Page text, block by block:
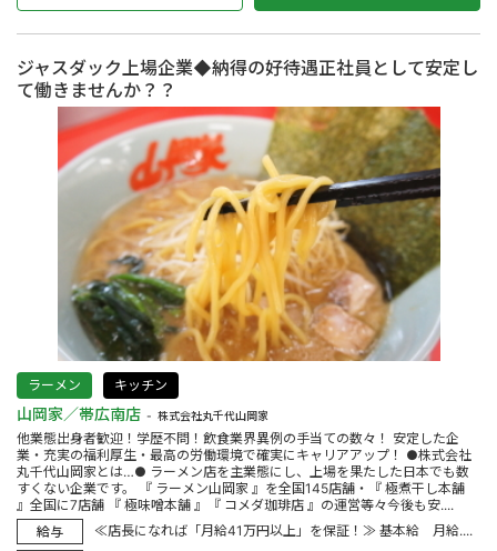
ジャスダック上場企業◆納得の好待遇正社員として安定し
て働きませんか？？
ラーメン キッチン
山岡家／帯広南店 株式会社丸千代山岡家
他業態出身者歓迎！学歴不問！飲食業界異例の手当ての数々！ 安定した企
業・充実の福利厚生・最高の労働環境で確実にキャリアアップ！ ●株式会社
丸千代山岡家とは…● ラーメン店を主業態にし、上場を果たした日本でも数
すくない企業です。 『 ラーメン山岡家 』を全国145店舗・『 極煮干し本舗
』全国に7店舗 『 極味噌本舗 』『 コメダ珈琲店 』の運営等々今後も安....
給与
≪店長になれば「月給41万円以上」を保証！≫ 基本給 月給....